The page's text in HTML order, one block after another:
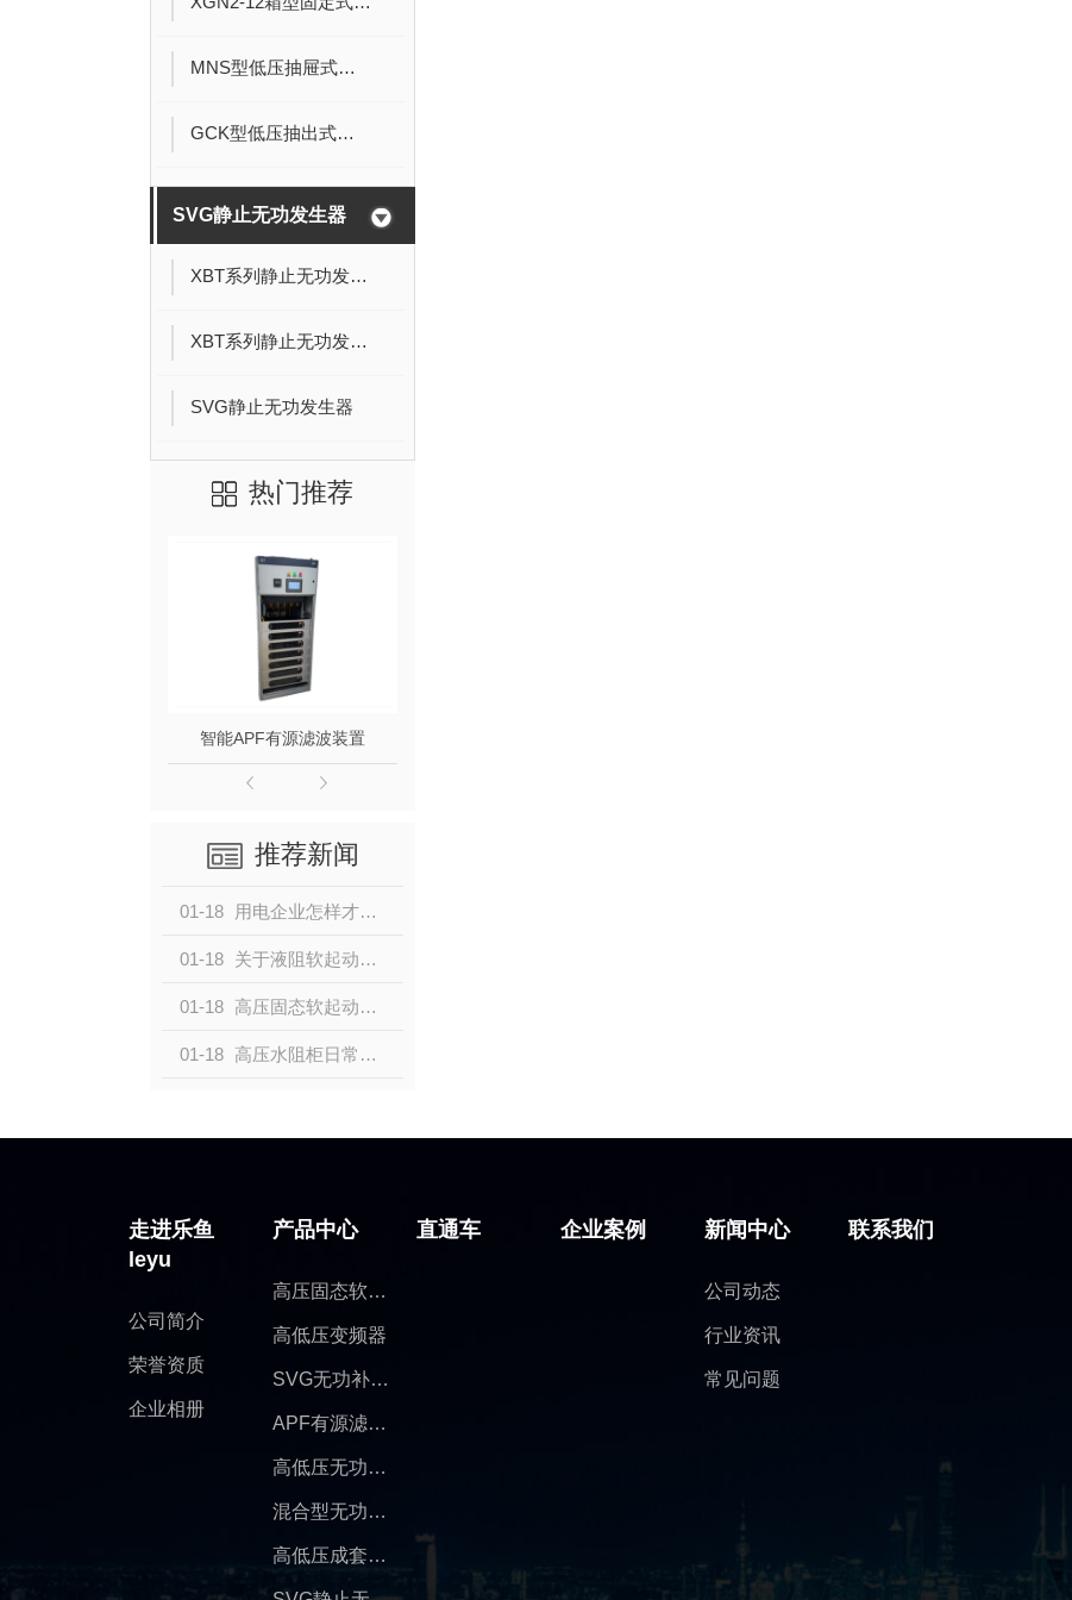
MNS型低压抽屉式开关柜
GCK型低压抽出式开关柜
SVG静止无功发生器
XBT系列静止无功发生器
XBT系列静止无功发生器
SVG静止无功发生器
热门推荐
智能APF有源滤波装置
推荐新闻
01-18 用电企业怎样才能提高电能的利用率和使用效率，以保电能质量呢？
01-18 关于液阻软起动柜的工作原理，大家了解多少呢？
01-18 高压固态软起动与液态软起动柜，怎么选择？
01-18 高压水阻柜日常保养维护，要注意什么事项呢？
走进乐鱼
leyu
公司简介
荣誉资质
企业相册
产品中心
高压固态软启动
高低压变频器
SVG无功补偿装置
APF有源滤波柜
高低压无功补偿装置
混合型无功补偿装置
高低压成套开关柜
直通车 企业案例 新闻中心
公司动态
行业资讯
常见问题
联系我们